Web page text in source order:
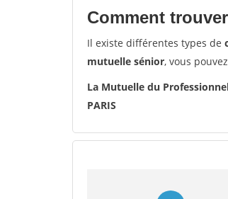
Comment
Il existe différentes types de
mutuelle sénior, vous
La Mutuelle du
PARIS